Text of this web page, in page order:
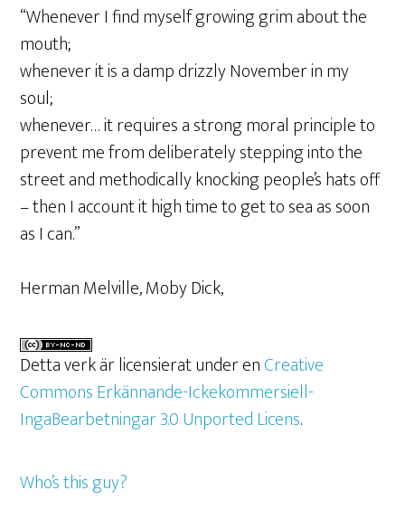
“Whenever I find myself growing grim about the
mouth;
whenever it is a damp drizzly November in my
soul;
whenever… it requires a strong moral principle to
prevent me from deliberately stepping into the
street and methodically knocking people’s hats off
– then I account it high time to get to sea as soon
as I can.”
Herman Melville, Moby Dick,
Detta verk är licensierat under enCreative
Commons Erkännande-Ickekommersiell-
IngaBearbetningar 3.0 Unported Licens.
Who’s this guy?